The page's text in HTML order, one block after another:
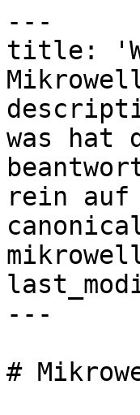
---
title:
was hat
rein auf
---
#